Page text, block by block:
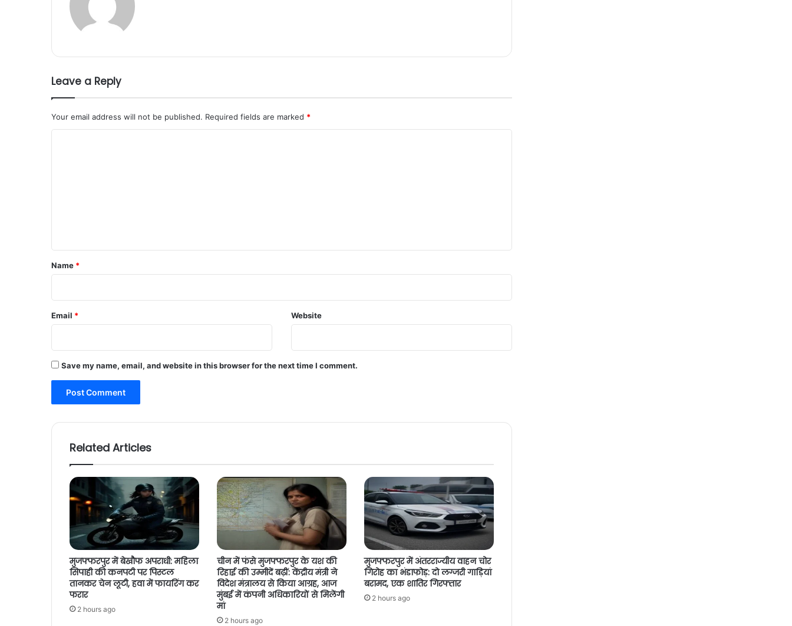
Leave a Reply
Your email address will not be published. Required fields are marked *
*
Name *
Email * Website
Save my name, email, and website in this browser for the next time I comment.
Related Articles
मुजफ्फरपुर में बेखौफ अपराधी: महिला
सिपाही की कनपटी पर पिस्टल
तानकर चेन लूटी, हवा में फायरिंग कर
फरार
2 hours ago
चीन में फंसे मुजफ्फरपुर के यश की
रिहाई की उम्मीदें बढ़ीं: केंद्रीय मंत्री ने
विदेश मंत्रालय से किया आग्रह, आज
मुंबई में कंपनी अधिकारियों से मिलेंगी
मां
2 hours ago
मुजफ्फरपुर में अंतरराज्यीय वाहन चोर
गिरोह का भंडाफोड़: दो लग्जरी गाड़ियां
बरामद, एक शातिर गिरफ्तार
2 hours ago